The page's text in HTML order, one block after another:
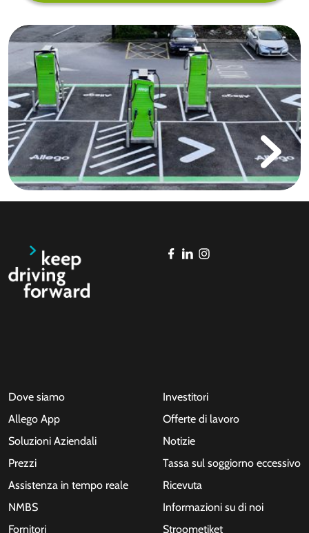
Dove siamo
Allego App
Soluzioni Aziendali
Prezzi
Assistenza in tempo reale
NMBS
Fornitori
Investitori
Offerte di lavoro
Notizie
Tassa sul soggiorno eccessivo
Ricevuta
Informazioni su di noi
Stroometiket